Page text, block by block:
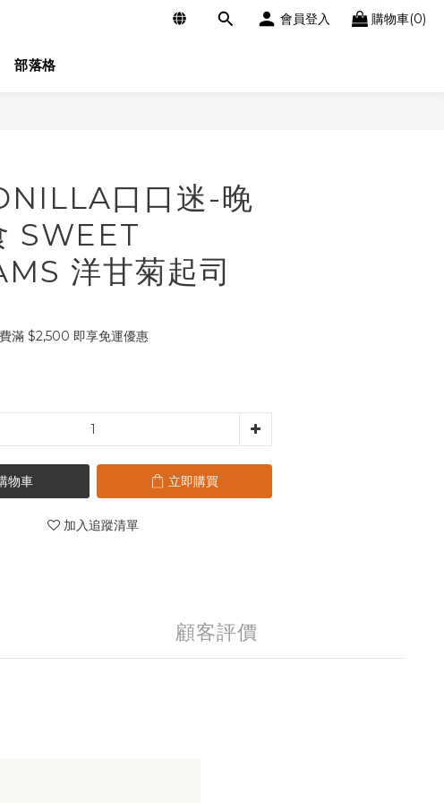
會員登入 購物車(0)
部落格
口口迷-晚
SWEET
洋甘菊起司
滿 $2,500 即享免運優惠
物車 立即購買
加入追蹤清單
顧客評價